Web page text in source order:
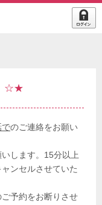
☆★
でのご連絡をお願い
します。15分以上
ンセルさせていた
予約をお断りさせ